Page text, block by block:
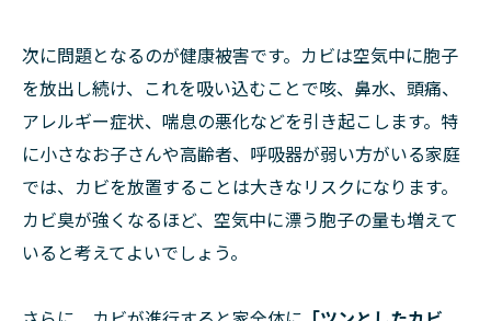
次に問題となるのが健康被害です。カビは空気中に胞子
を放出し続け、これを吸い込むことで咳、鼻水、頭痛、
アレルギー症状、喘息の悪化などを引き起こします。特
に小さなお子さんや高齢者、呼吸器が弱い方がいる家庭
では、カビを放置することは大きなリスクになります。
カビ臭が強くなるほど、空気中に漂う胞子の量も増えて
いると考えてよいでしょう。